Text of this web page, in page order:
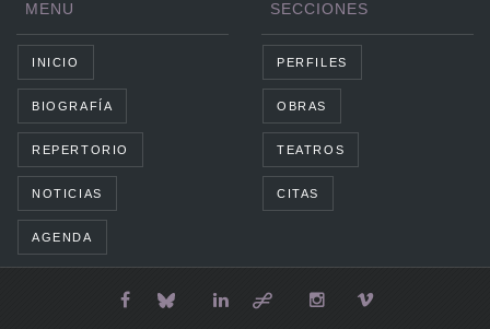
MENU
INICIO
BIOGRAFÍA
REPERTORIO
NOTICIAS
AGENDA
SECCIONES
PERFILES
OBRAS
TEATROS
CITAS